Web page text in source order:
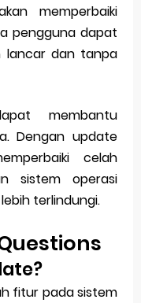
memperbaiki
pengguna dapat
lancar dan tanpa
membantu
Dengan update
celah
sistem operasi
terlindungi.
fitur pada sistem